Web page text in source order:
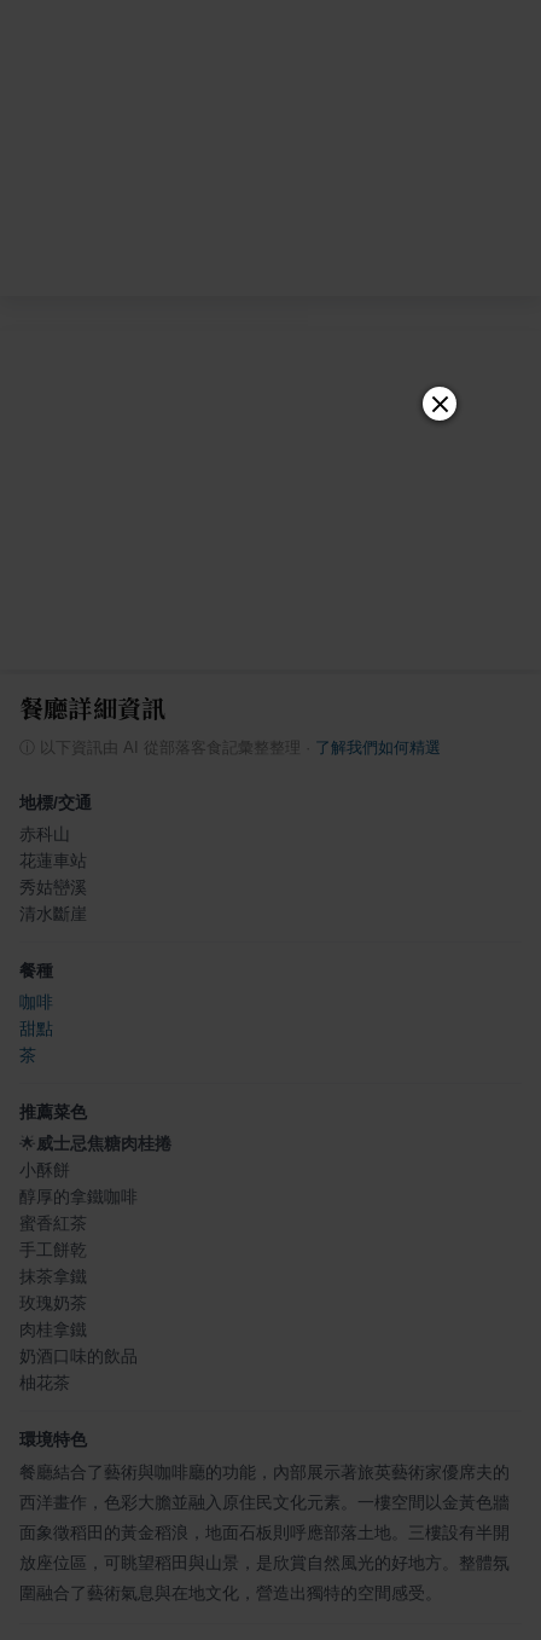
餐廳詳細資訊
ⓘ 以下資訊由 AI 從部落客食記彙整整理 了解我們如何精選
地標/交通
赤科山
花蓮車站
秀姑巒溪
清水斷崖
餐種
咖啡
甜點
茶
推薦菜色
🌟威士忌焦糖肉桂捲
小酥餅
醇厚的拿鐵咖啡
蜜香紅茶
手工餅乾
抹茶拿鐵
玫瑰奶茶
肉桂拿鐵
奶酒口味的飲品
柚花茶
環境特色
餐廳結合了藝術與咖啡廳的功能，內部展示著旅英藝術家優席夫的
西洋畫作，色彩大膽並融入原住民文化元素。一樓空間以金黃色牆
面象徵稻田的黃金稻浪，地面石板則呼應部落土地。三樓設有半開
放座位區，可眺望稻田與山景，是欣賞自然風光的好地方。整體氛
圍融合了藝術氣息與在地文化，營造出獨特的空間感受。